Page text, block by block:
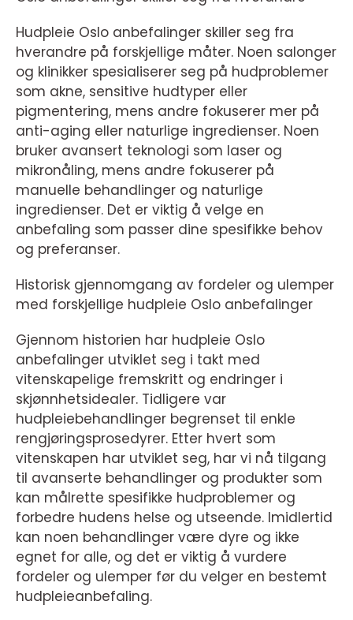
Hudpleie Oslo anbefalinger skiller seg fra
hverandre på forskjellige måter. Noen salonger
og klinikker spesialiserer seg på hudproblemer
som akne, sensitive hudtyper eller
pigmentering, mens andre fokuserer mer på
anti-aging eller naturlige ingredienser. Noen
bruker avansert teknologi som laser og
mikronåling, mens andre fokuserer på
manuelle behandlinger og naturlige
ingredienser. Det er viktig å velge en
anbefaling som passer dine spesifikke behov
og preferanser.
Historisk gjennomgang av fordeler og ulemper
med forskjellige hudpleie Oslo anbefalinger
Gjennom historien har hudpleie Oslo
anbefalinger utviklet seg i takt med
vitenskapelige fremskritt og endringer i
skjønnhetsidealer. Tidligere var
hudpleiebehandlinger begrenset til enkle
rengjøringsprosedyrer. Etter hvert som
vitenskapen har utviklet seg, har vi nå tilgang
til avanserte behandlinger og produkter som
kan målrette spesifikke hudproblemer og
forbedre hudens helse og utseende. Imidlertid
kan noen behandlinger være dyre og ikke
egnet for alle, og det er viktig å vurdere
fordeler og ulemper før du velger en bestemt
hudpleieanbefaling.